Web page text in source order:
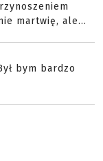
martwię, ale...
bym bardzo